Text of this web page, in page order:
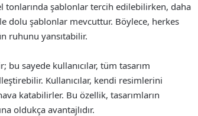
tonlarında şablonlar tercih edilebilirken, daha
dolu şablonlar mevcuttur. Böylece, herkes
ruhunu yansıtabilir.
bu sayede kullanıcılar, tüm tasarım
Kullanıcılar, kendi resimlerini
katabilirler. Bu özellik, tasarımların
oldukça avantajlıdır.